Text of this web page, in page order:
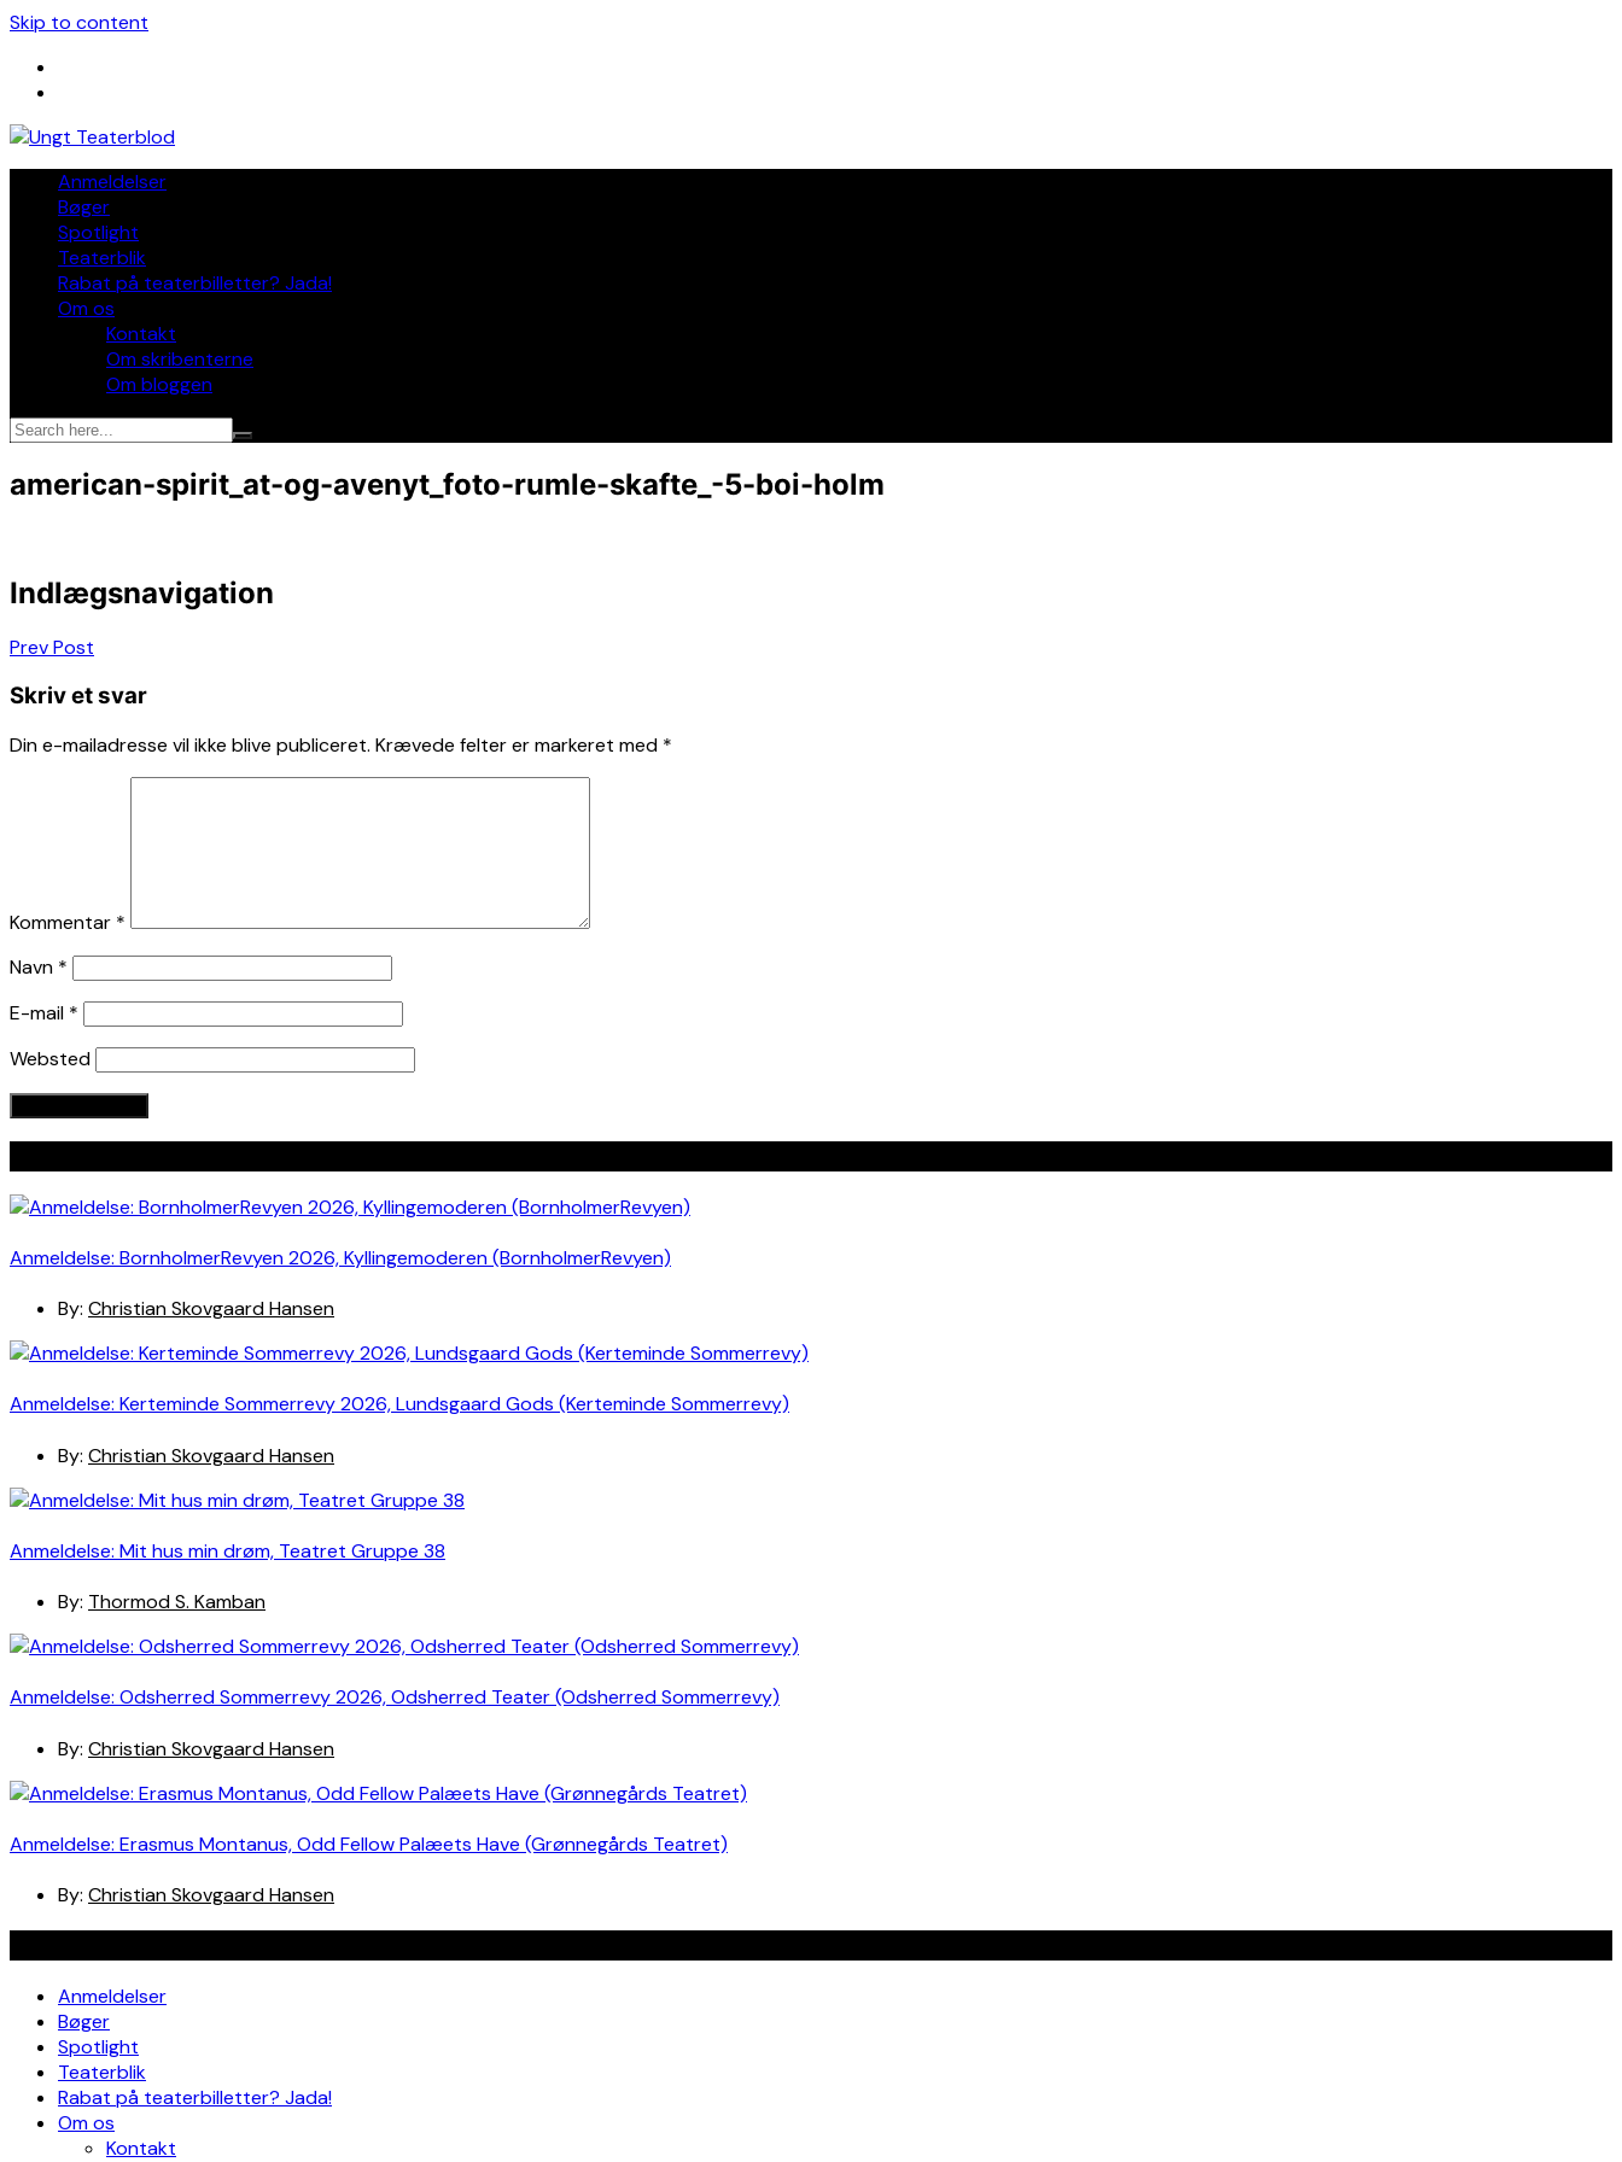
Skip to content
Anmeldelser
Bøger
Spotlight
Teaterblik
Rabat på teaterbilletter? Jada!
Om os
Kontakt
Om skribenterne
Om bloggen
american-spirit_at-og-avenyt_foto-rumle-skafte_-5-boi-holm
Indlægsnavigation
Prev Post
Skriv et svar
Din e-mailadresse vil ikke blive publiceret. Krævede felter er markeret med *
Kommentar *
Navn *
E-mail *
Websted
Anmeldelse: BornholmerRevyen 2026, Kyllingemoderen (BornholmerRevyen)
By: Christian Skovgaard Hansen
Anmeldelse: Kerteminde Sommerrevy 2026, Lundsgaard Gods (Kerteminde Sommerrevy)
By: Christian Skovgaard Hansen
Anmeldelse: Mit hus min drøm, Teatret Gruppe 38
By: Thormod S. Kamban
Anmeldelse: Odsherred Sommerrevy 2026, Odsherred Teater (Odsherred Sommerrevy)
By: Christian Skovgaard Hansen
Anmeldelse: Erasmus Montanus, Odd Fellow Palæets Have (Grønnegårds Teatret)
By: Christian Skovgaard Hansen
Anmeldelser
Bøger
Spotlight
Teaterblik
Rabat på teaterbilletter? Jada!
Om os
Kontakt